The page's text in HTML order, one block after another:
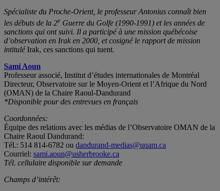
Spécialiste du Proche-Orient, le professeur Antonius connaît bien
les débuts de la 2e Guerre du Golfe (1990-1991) et les années de
sanctions qui ont suivi. Il a participé à une mission québécoise
d’observation en Irak en 2000, et cosigné le rapport de mission
intituléIrak, ces sanctions qui tuent.
Sami Aoun
Professeur associé, Institut d’études internationales de Montréal
Directeur, Observatoire sur le Moyen-Orient et l’Afrique du Nord
(OMAN) de la Chaire Raoul-Dandurand
*Disponible pour des entrevues en français
Coordonnées:
Équipe des relations avec les médias de l’Observatoire OMAN de la
Chaire Raoul Dandurand:
Tél.: 514 814-6782 ou dandurand-medias@uqam.ca
Courriel: sami.aoun@usherbrooke.ca
Tél. cellulaire disponible sur demande
Champs d’intérêt: